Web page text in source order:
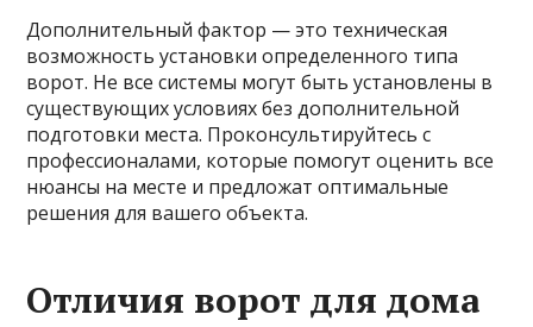
Дополнительный фактор — это техническая
возможность установки определенного типа
ворот. Не все системы могут быть установлены в
существующих условиях без дополнительной
подготовки места. Проконсультируйтесь с
профессионалами, которые помогут оценить все
нюансы на месте и предложат оптимальные
решения для вашего объекта.
Отличия ворот для дома